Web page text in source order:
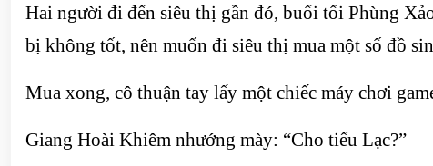
Hai người đi đến siêu thị gần đó, buổi tối Phùng
bị không tốt, nên muốn đi siêu thị mua một số đồ
Mua xong, cô thuận tay lấy một chiếc máy chơi
Giang Hoài Khiêm nhướng mày: “Cho tiểu Lạc?”